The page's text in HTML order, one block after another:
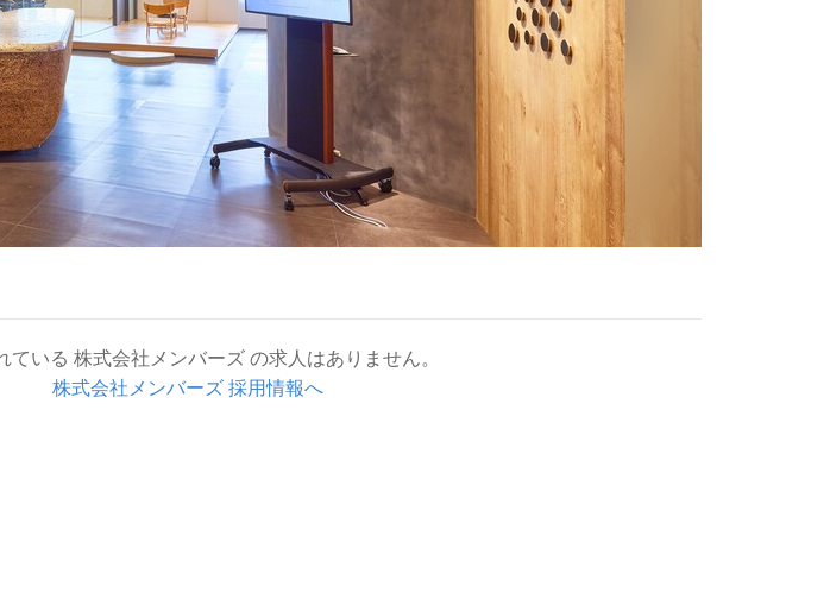
ている 株式会社メンバーズ の求人はありません。
株式会社メンバーズ 採用情報へ